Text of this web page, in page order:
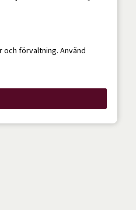
förvaltning. Använd